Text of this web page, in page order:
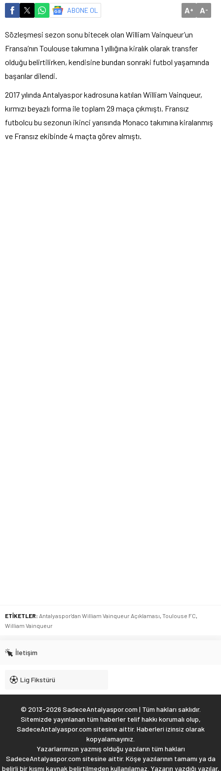
ABONE OL A+ A-
Sözleşmesi sezon sonu bitecek olan William Vainqueur’un
Fransa’nın Toulouse takımına 1 yıllığına kiralık olarak transfer
olduğu belirtilirken, kendisine bundan sonraki futbol yaşamında
başarılar dilendi.
2017 yılında Antalyaspor kadrosuna katılan William Vainqueur,
kırmızı beyazlı forma ile toplam 29 maça çıkmıştı. Fransız
futbolcu bu sezonun ikinci yarısında Monaco takımına kiralanmış
ve Fransız ekibinde 4 maçta görev almıştı.
ETİKETLER: Antalyaspor'dan William Vainqueur Açıklaması, Toulouse FC,
William Vainqueur
İletişim
Lig Fikstürü
© 2013-2026 SadeceAntalyaspor.com | Tüm hakları saklıdır.
Sitemizde yayınlanan tüm haberler telif hakkı korumalı olup,
SadeceAntalyaspor.com sitesine aittir. Haberleri izinsiz olarak
kopyalamayınız.
Yazarlarımızın yazmış olduğu yazıların tüm hakları
SadeceAntalyaspor.com sitesine aittir. Köşe yazılarının tamamı ya da
belirli bir kısmı kaynak belirtilmeden kullanılamaz. Yazarın yazdığı yazılar,